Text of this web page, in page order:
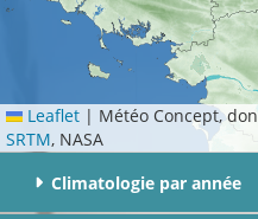
Leaflet | Météo Concept,
SRTM, NASA
Climatologie par année